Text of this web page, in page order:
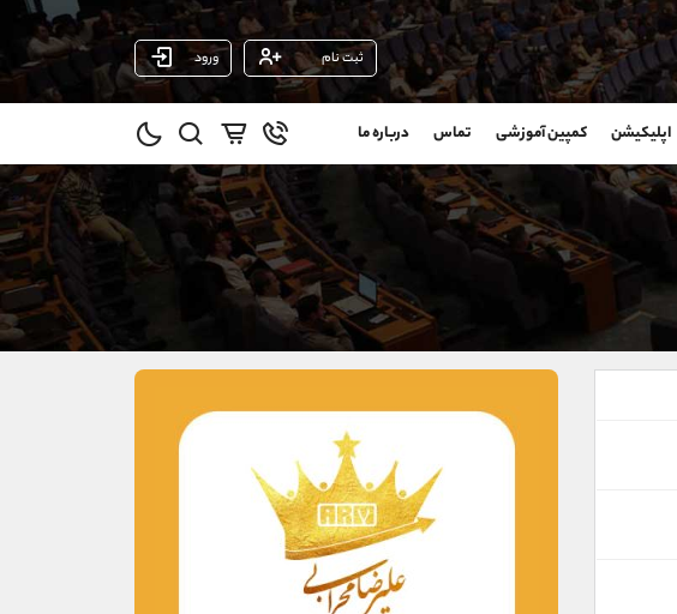
ثبت نام ورود
اپلیکیشن کمپین آموزشی تماس درباره ما
شروع گفتگو
@Armteam_admin_33
118
(محسن یزدی)
09304891085
واتساپ شروع گفتگو
تلگرام @Armteam_admin_103
021-22021030
90001030
@alirezamehrabi_com
@alirezamehrabi_official